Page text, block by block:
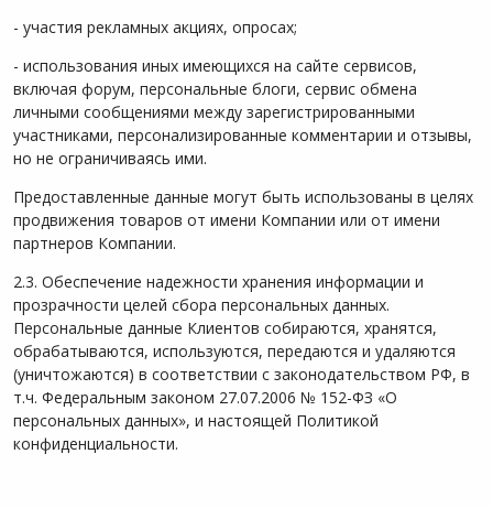
- участия рекламных акциях, опросах;
- использования иных имеющихся на сайте сервисов,
включая форум, персональные блоги, сервис обмена
личными сообщениями между зарегистрированными
участниками, персонализированные комментарии и отзывы,
но не ограничиваясь ими.
Предоставленные данные могут быть использованы в целях
продвижения товаров от имени Компании или от имени
партнеров Компании.
2.3. Обеспечение надежности хранения информации и
прозрачности целей сбора персональных данных.
Персональные данные Клиентов собираются, хранятся,
обрабатываются, используются, передаются и удаляются
(уничтожаются) в соответствии с законодательством РФ, в
т.ч. Федеральным законом 27.07.2006 № 152-ФЗ «О
персональных данных», и настоящей Политикой
конфиденциальности.